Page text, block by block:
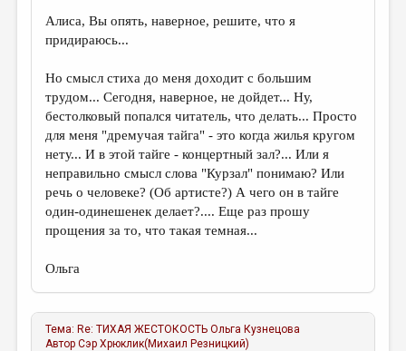
Алиса, Вы опять, наверное, решите, что я
придираюсь...
Но смысл стиха до меня доходит с большим
трудом... Сегодня, наверное, не дойдет... Ну,
бестолковый попался читатель, что делать... Просто
для меня "дремучая тайга" - это когда жилья кругом
нету... И в этой тайге - концертный зал?... Или я
неправильно смысл слова "Курзал" понимаю? Или
речь о человеке? (Об артисте?) А чего он в тайге
один-одинешенек делает?.... Еще раз прошу
прощения за то, что такая темная...
Ольга
Тема: Re: ТИХАЯ ЖЕСТОКОСТЬ Ольга Кузнецова
АвторСэр Хрюклик(Михаил Резницкий)